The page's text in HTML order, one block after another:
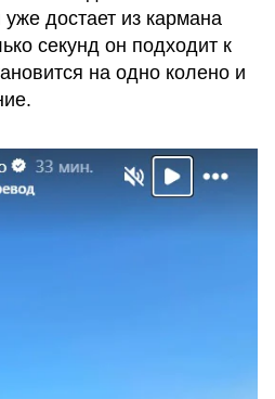
достает из кармана
секунд он подходит к
на одно колено и